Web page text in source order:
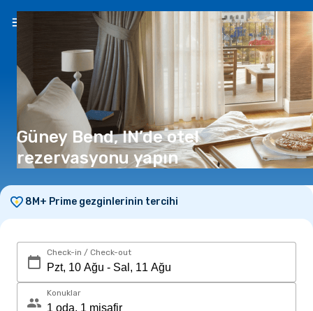
TR(₺)
Güney Bend, IN’de otel
rezervasyonu yapın
8M+ Prime gezginlerinin tercihi
Check-in / Check-out
Konuklar